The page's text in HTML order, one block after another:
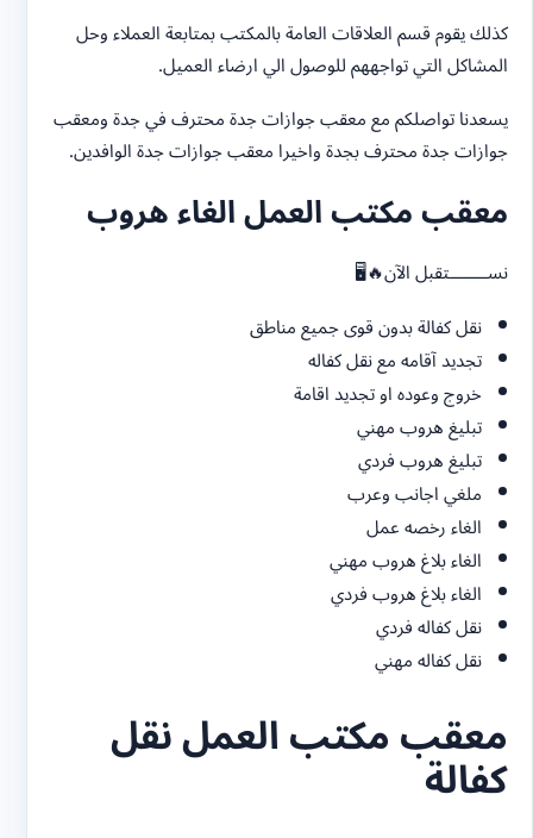
كذلك يقوم قسم العلاقات العامة بالمكتب بمتابعة العملاء وحل
المشاكل التي تواجههم للوصول الي ارضاء العميل.
يسعدنا تواصلكم مع معقب جوازات جدة محترف في جدة ومعقب
جوازات جدة محترف بجدة واخيرا معقب جوازات جدة الوافدين.
معقب مكتب العمل الغاء هروب
نســــــــتقبل الآن🔥🖥️
نقل كفالة بدون قوى جميع مناطق
تجديد آقامه مع نقل كفاله
خروج وعوده او تجديد اقامة
تبليغ هروب مهني
تبليغ هروب فردي
ملغي اجانب وعرب
الغاء رخصه عمل
الغاء بلاغ هروب مهني
الغاء بلاغ هروب فردي
نقل كفاله فردي
نقل كفاله مهني
معقب مكتب العمل نقل
كفالة